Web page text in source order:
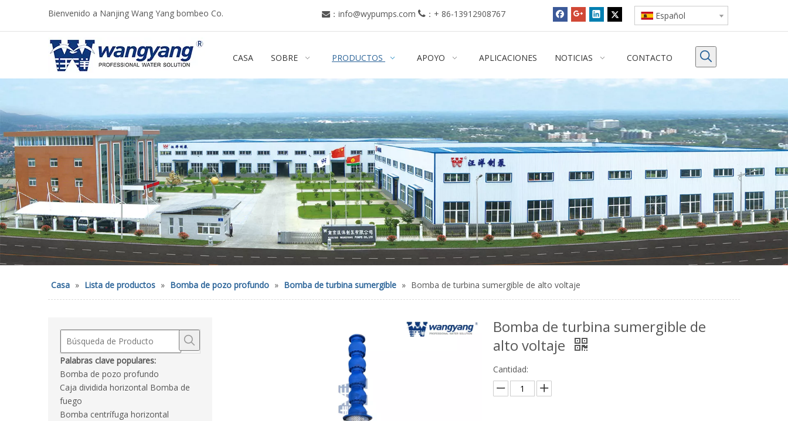
Bienvenido a Nanjing Wang Yang bombeo Co.  ： info@wypumps.com  ： + 86-13912908767 Español
CASA SOBRE PRODUCTOS APOYO APLICACIONES NOTICIAS CONTACTO
Casa » Lista de productos » Bomba de pozo profundo » Bomba de turbina sumergible » Bomba de turbina sumergible de alto voltaje
Palabras clave populares:
Bomba de pozo profundo
Caja dividida horizontal Bomba de
fuego
Bomba centrífuga horizontal
Bomba de turbina sumergible de
alto voltaje
Cantidad: